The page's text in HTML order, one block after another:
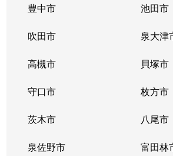
豊中市 池田市
吹田市 泉大津
高槻市 貝塚市
守口市 枚方市
茨木市 八尾市
泉佐野市 富田林